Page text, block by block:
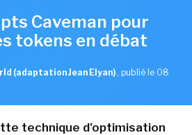
Caveman pour
tokens en débat
(adaptation Jean Elyan) , publié le 08
technique d'optimisation